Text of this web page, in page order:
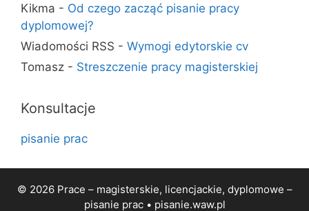
Kikma - Od czego zacząć pisanie pracy
dyplomowej?
Wiadomości RSS - Wymogi edytorskie cv
Tomasz - Streszczenie pracy magisterskiej
Konsultacje
pisanie prac
© 2026 Prace – magisterskie, licencjackie, dyplomowe –
pisanie prac • pisanie.waw.pl